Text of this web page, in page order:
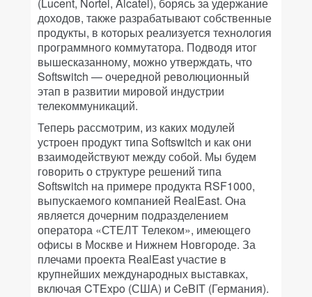
доходов, также разрабатывают собственные
продукты, в которых реализуется технология
программного коммутатора. Подводя итог
вышесказанному, можно утверждать, что
Softswitch — очередной революционный
этап в развитии мировой индустрии
телекоммуникаций.
Теперь рассмотрим, из каких модулей
устроен продукт типа Softswitch и как они
взаимодействуют между собой. Мы будем
говорить о структуре решений типа
Softswitch на примере продукта RSF1000,
выпускаемого компанией RealEast. Она
является дочерним подразделением
оператора «СТЕЛТ Телеком», имеющего
офисы в Москве и Нижнем Новгороде. За
плечами проекта RealEast участие в
крупнейших международных выставках,
включая CTExpo (США) и CeBIT (Германия).